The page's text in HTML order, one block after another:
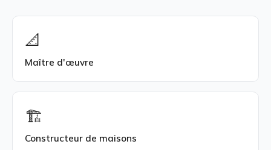
📐
Maître d'œuvre
🏗️
Constructeur de maisons